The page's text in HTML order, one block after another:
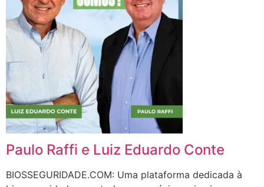
Paulo Raffi e Luiz Eduardo Conte
BIOSSEGURIDADE.COM: Uma plataforma dedicada à